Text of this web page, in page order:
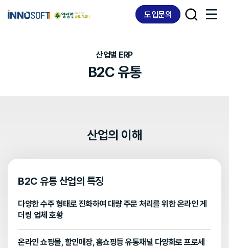
links
도입문의
산업별 ERP
B2C 유통
산업의 이해
B2C 유통 산업의 특징
다양한 수주 형태로 진화하여 대량 주문 처리를 위한 온라인 게
더링 업체 호황
온라인 쇼핑몰, 할인매장, 홈쇼핑등 유통채널 다양화로 프로세